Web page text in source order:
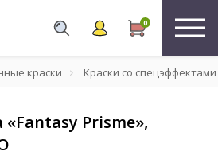
0
краски Краски со спецэффектами
Prisme»,